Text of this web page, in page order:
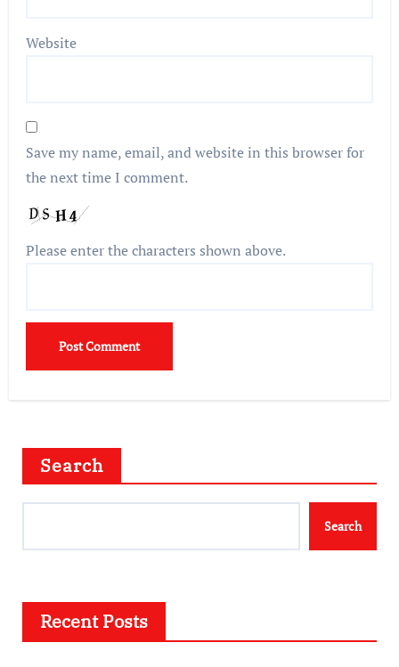
Website
Save my name, email, and website in this browser for
the next time I comment.
Please enter the characters shown above.
Search
Search
Recent Posts